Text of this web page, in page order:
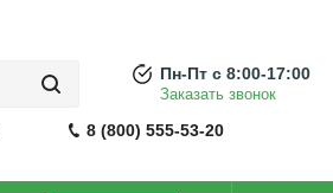
8 (800) 555-53-20
Пн-Пт с 8:00-17:00
Заказать звонок